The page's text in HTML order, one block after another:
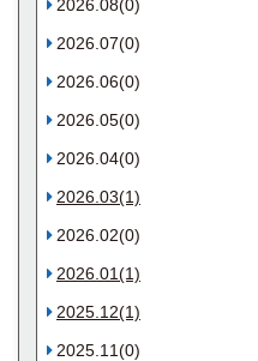
2026.08(0)
2026.07(0)
2026.06(0)
2026.05(0)
2026.04(0)
2026.03(1)
2026.02(0)
2026.01(1)
2025.12(1)
2025.11(0)